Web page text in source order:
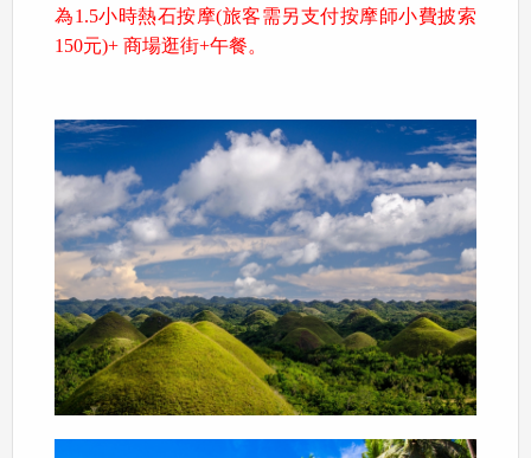
為1.5小時熱石按摩(旅客需另支付按摩師小費披索
150元)+ 商場逛街+午餐。